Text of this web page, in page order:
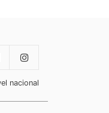
nacional